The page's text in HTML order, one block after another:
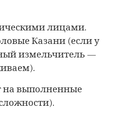
лицами.
Казани (если у
измельчитель —
на выполненные